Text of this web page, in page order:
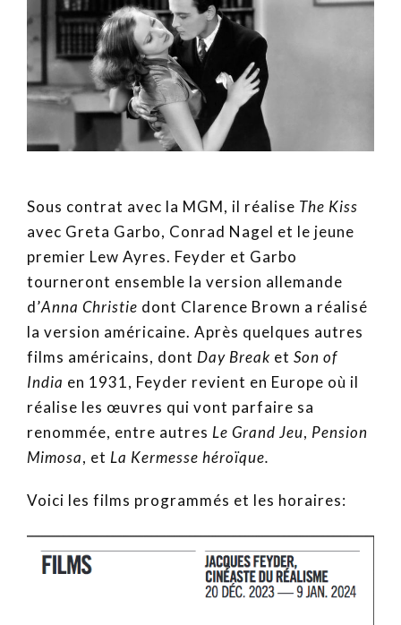
Sous contrat avec la MGM, il réalise The Kiss
avec Greta Garbo, Conrad Nagel et le jeune
premier Lew Ayres. Feyder et Garbo
tourneront ensemble la version allemande
d’Anna Christie dont Clarence Brown a réalisé
la version américaine. Après quelques autres
films américains, dont Day Break et Son of
India en 1931, Feyder revient en Europe où il
réalise les œuvres qui vont parfaire sa
renommée, entre autres Le Grand Jeu, Pension
Mimosa, et La Kermesse héroïque.
Voici les films programmés et les horaires: